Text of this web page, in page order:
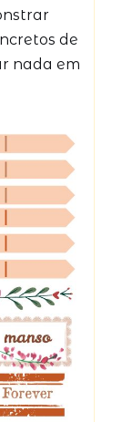
de
nada em